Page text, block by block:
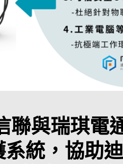
聯與瑞琪電
系統，協助